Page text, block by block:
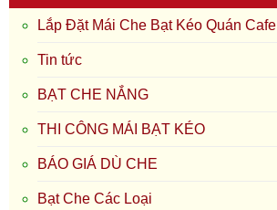
Lắp Đặt Mái Che Bạt Kéo Quán Cafe
Tin tức
BẠT CHE NẮNG
THI CÔNG MÁI BẠT KÉO
BÁO GIÁ DÙ CHE
Bạt Che Các Loại